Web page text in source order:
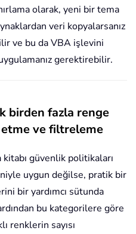
olarak, yeni bir tema
veri kopyalarsanız
ve bu da VBA işlevini
gerektirebilir.
birden fazla renge
ve filtreleme
güvenlik politikaları
uygun değilse, pratik bir
bir yardımcı sütunda
bu kategorilere göre
renklerin sayısı